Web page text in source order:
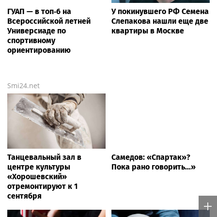
ГУАП — в топ‑6 на
Всероссийской летней
Универсиаде по
спортивному
ориентированию
У покинувшего РФ Семена
Слепакова нашли еще две
квартиры в Москве
Smi24.net
Танцевальный зал в
центре культуры
«Хорошевский»
отремонтируют к 1
сентября
Самедов: «Спартак»?
Пока рано говорить...»